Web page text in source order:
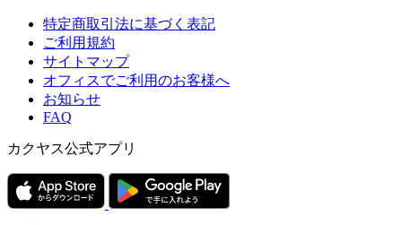
特定商取引法に基づく表記
ご利用規約
サイトマップ
オフィスでご利用のお客様へ
お知らせ
FAQ
カクヤス公式アプリ